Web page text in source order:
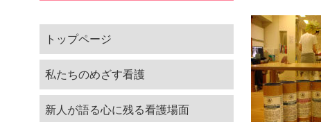
トップページ
私たちのめざす看護
出身校一覧
新人が語る心に残る看護場面
研修会・勉強会
研修報告
募集要項
説明会・就業体験